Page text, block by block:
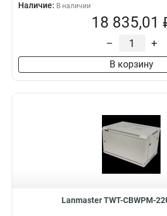
Наличие: В наличии
18 835,01
– +
В корзину
Lanmaster TWT-CBWPM-